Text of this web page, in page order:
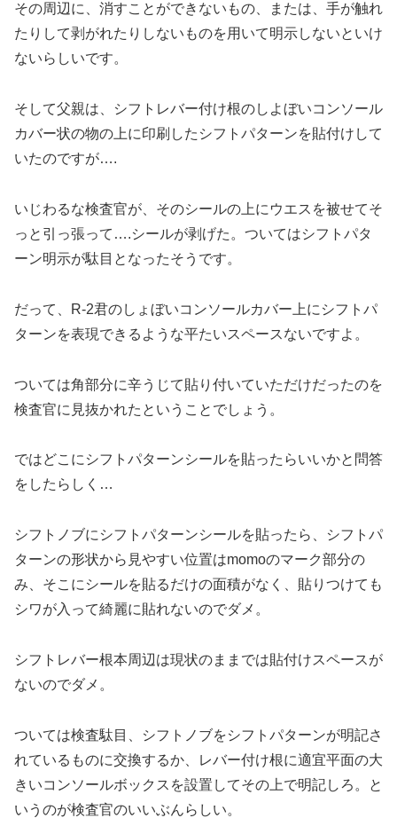
その周辺に、消すことができないもの、または、手が触れ
たりして剥がれたりしないものを用いて明示しないといけ
ないらしいです。
そして父親は、シフトレバー付け根のしよぼいコンソール
カバー状の物の上に印刷したシフトパターンを貼付けして
いたのですが….
いじわるな検査官が、そのシールの上にウエスを被せてそ
っと引っ張って….シールが剥げた。ついてはシフトパタ
ーン明示が駄目となったそうです。
だって、R-2君のしょぼいコンソールカバー上にシフトパ
ターンを表現できるような平たいスペースないですよ。
ついては角部分に辛うじて貼り付いていただけだったのを
検査官に見抜かれたということでしょう。
ではどこにシフトパターンシールを貼ったらいいかと問答
をしたらしく…
シフトノブにシフトパターンシールを貼ったら、シフトパ
ターンの形状から見やすい位置はmomoのマーク部分の
み、そこにシールを貼るだけの面積がなく、貼りつけても
シワが入って綺麗に貼れないのでダメ。
シフトレバー根本周辺は現状のままでは貼付けスペースが
ないのでダメ。
ついては検査駄目、シフトノブをシフトパターンが明記さ
れているものに交換するか、レバー付け根に適宜平面の大
きいコンソールボックスを設置してその上で明記しろ。と
いうのが検査官のいいぶんらしい。